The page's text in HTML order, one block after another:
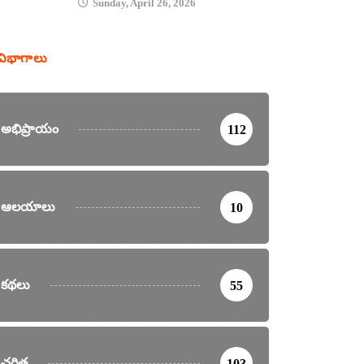
Sunday, April 26, 2026
అభిప్రాయం 112
ఆలయాలు 10
కథలు 55